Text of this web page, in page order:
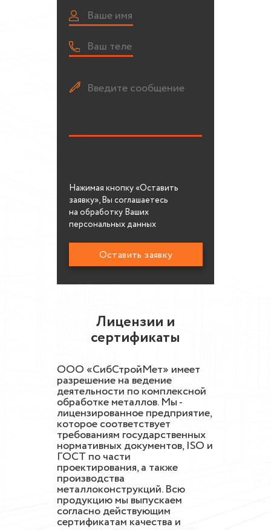
Нажимая кнопку «Оставить
заявку», Вы соглашаетесь
на обработку Ваших
персональных данных
Лицензии и
сертификаты
ООО «СибСтройМет» имеет
разрешение на ведение
деятельности по комплексной
обработке металлов. Мы -
лицензированное предприятие,
которое соответствует
требованиям государственных
нормативных документов, ISO и
ГОСТ по части
проектирования, а также
производства
металлоконструкций. Всю
продукцию мы выпускаем
согласно действующим
сертификатам качества и